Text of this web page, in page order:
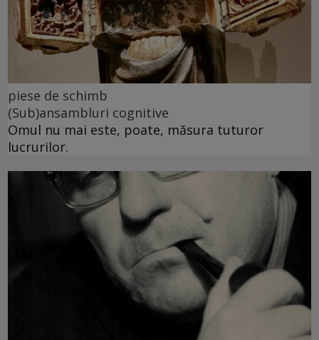
piese de schimb
(Sub)ansambluri cognitive
Omul nu mai este, poate, măsura tuturor
lucrurilor.